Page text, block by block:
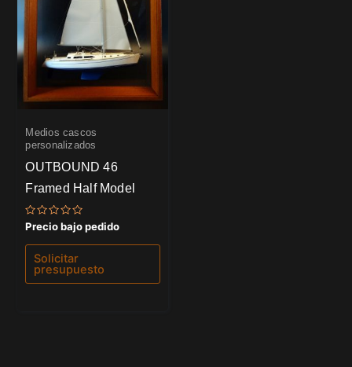
Medios cascos
personalizados
OUTBOUND 46
Framed Half Model
Valorado
con
0
de
Precio bajo pedido
Solicitar
presupuesto